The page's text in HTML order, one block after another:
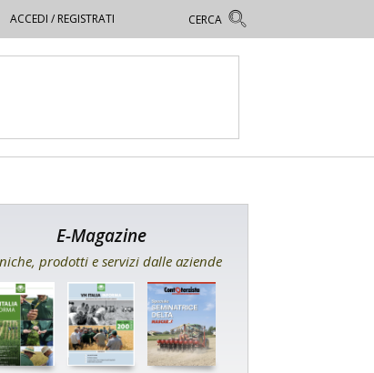
ACCEDI / REGISTRATI
E-Magazine
prodotti e servizi dalle aziende